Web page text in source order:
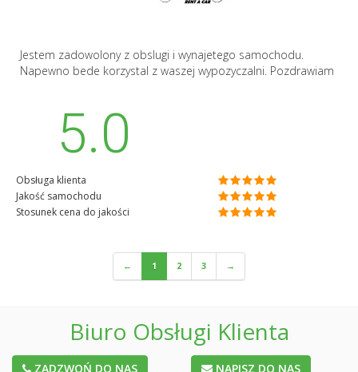
Jestem zadowolony z obslugi i wynajetego samochodu.
Napewno bede korzystal z waszej wypozyczalni. Pozdrawiam
5.0
Obsługa klienta
Jakość samochodu
Stosunek cena do jakości
← 1 2 3 →
Biuro Obsługi Klienta
ZADZWOŃ DO NAS NAPISZ DO NAS